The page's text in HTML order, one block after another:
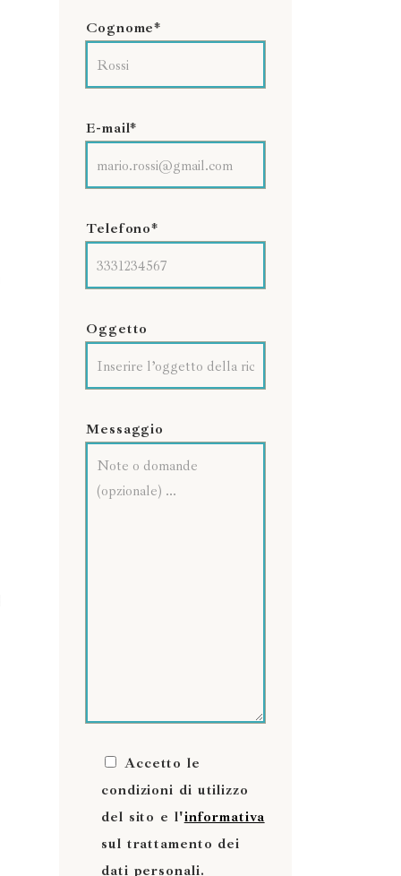
Cognome*
E-mail*
Telefono*
Oggetto
Messaggio
Accetto le
condizioni di utilizzo
del sito e l'informativa
sul trattamento dei
dati personali.